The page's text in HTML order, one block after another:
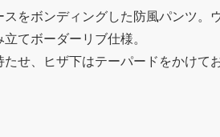
をボンディングした防風パンツ
てボーダーリブ仕様。
せ、ヒザ下はテーパードをかけて